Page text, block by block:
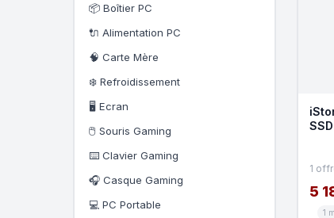
📦 Boîtier PC
🔌 Alimentation PC
🧠 Carte Mère
❄️ Refroidissement
🖥️ Ecran
🖱️ Souris Gaming
⌨️ Clavier Gaming
🎧 Casque Gaming
💻 PC Portable
1
5
1